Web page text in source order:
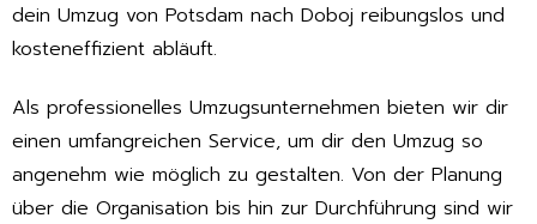
dein Umzug von Potsdam nach Doboj reibungslos und
kosteneffizient abläuft.
Als professionelles Umzugsunternehmen bieten wir dir
einen umfangreichen Service, um dir den Umzug so
angenehm wie möglich zu gestalten. Von der Planung
über die Organisation bis hin zur Durchführung sind wir